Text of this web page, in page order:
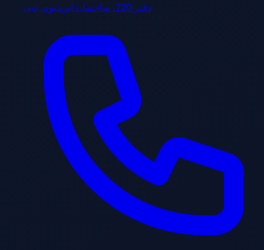
دفتر 220، ساختمان ایریدیوم، دبی